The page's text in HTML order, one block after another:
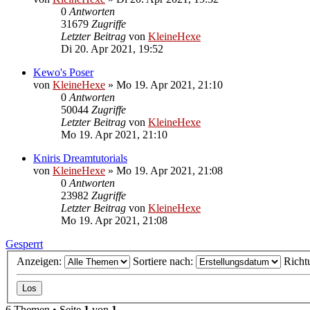
0 Antworten
31679 Zugriffe
Letzter Beitrag von KleineHexe
Di 20. Apr 2021, 19:52
Kewo's Poser
von KleineHexe » Mo 19. Apr 2021, 21:10
0 Antworten
50044 Zugriffe
Letzter Beitrag von KleineHexe
Mo 19. Apr 2021, 21:10
Kniris Dreamtutorials
von KleineHexe » Mo 19. Apr 2021, 21:08
0 Antworten
23982 Zugriffe
Letzter Beitrag von KleineHexe
Mo 19. Apr 2021, 21:08
Gesperrt
Anzeigen:
Sortiere nach: